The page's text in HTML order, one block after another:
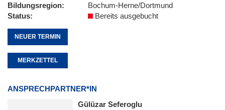
Bildungsregion
Bochum-Herne/Dortmund
Status
Bereits ausgebucht
NEUER TERMIN
MERKZETTEL
ANSPRECHPARTNER*IN
Gülüzar Seferoglu